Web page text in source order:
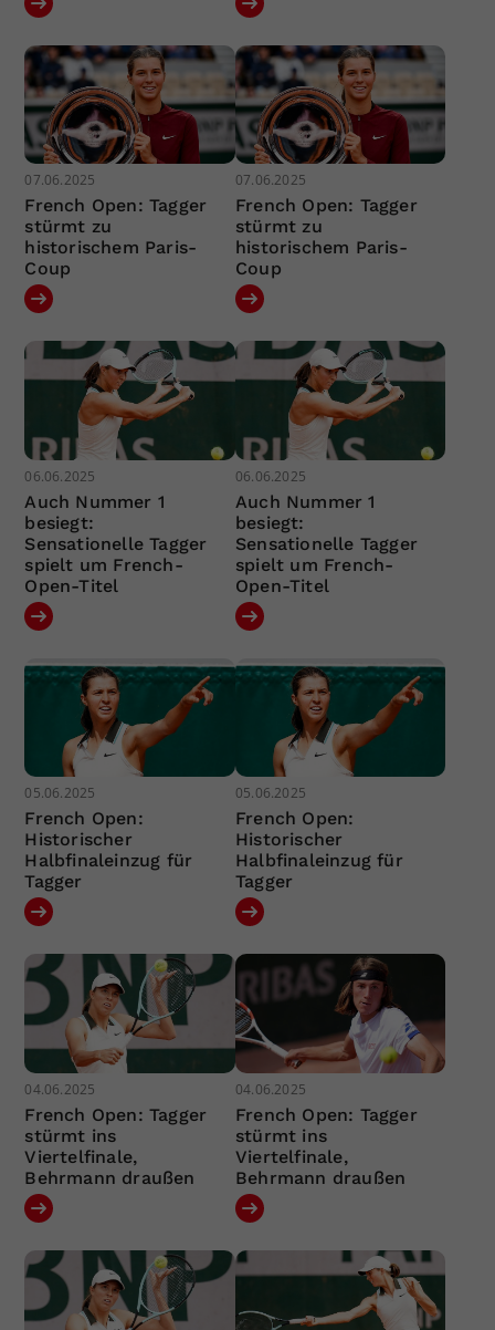
07.06.2025
French Open: Tagger
stürmt zu
historischem Paris-
Coup
07.06.2025
French Open: Tagger
stürmt zu
historischem Paris-
Coup
06.06.2025
Auch Nummer 1
besiegt:
Sensationelle Tagger
spielt um French-
Open-Titel
06.06.2025
Auch Nummer 1
besiegt:
Sensationelle Tagger
spielt um French-
Open-Titel
05.06.2025
French Open:
Historischer
Halbfinaleinzug für
Tagger
05.06.2025
French Open:
Historischer
Halbfinaleinzug für
Tagger
04.06.2025
French Open: Tagger
stürmt ins
Viertelfinale,
Behrmann draußen
04.06.2025
French Open: Tagger
stürmt ins
Viertelfinale,
Behrmann draußen